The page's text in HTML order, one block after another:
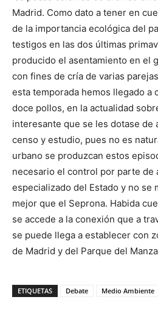
Madrid. Como dato a tener en
de la importancia ecológica del
testigos en las dos últimas
producido el asentamiento en el
con fines de cría de varias
esta temporada hemos llegado a
doce pollos, en la actualidad
interesante que se les dotase de
censo y estudio, pues no es
urbano se produzcan estos
necesario el control por parte de
especializado del Estado y no se
mejor que el Seprona. Habida
se accede a la conexión que a
se puede llega a establecer con
de Madrid y del Parque del
ETIQUETAS Debate Medio Ambiente